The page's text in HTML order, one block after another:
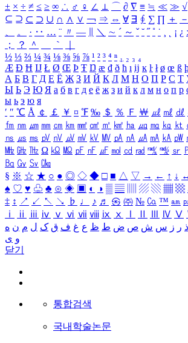
± × ÷ ≠ ≤ ≥ ∞ ∴ ♂ ♀ ∠ ⊥ ⌒ ∂ ∇ ≡ ≒ ≪ ≫ √
⊆ ⊇ ⊂ ⊃ ∪ ∩ ∧ ∨ ￢ ⇒ ⇔ ∀ ∃ ∮ ∑ ∏ ＋ －
、
。 · ‥ … ¨ 〃 ― ＼ ∼ ´ ～ ˇ ˘ ˝ ˚ ˙ ¸ ¡ ¿ ː
；
？ ＾ ｀
½ ⅓ ⅔ ¼ ¾ ⅛ ⅜ ⅝ ⅞ ¹ ² ³ ⁴ ⁿ ₁ ₂ ₃ ₄
Æ Ð Ħ Ĳ Ł Ø Œ Þ Ŧ Ŋ æ đ ð ħ ı ĳ ĸ ŀ ł ø œ ß
А Б В Г Д Е Ё Ж З И Й К Л М Н О П Р С Т
Ы Ь Э Ю Я а б в г д е ё ж з и й к л м н о п р
ы ь э ю я
′ ″ ℃ Å ￠ ￡ ￥ ¤ ℉ ‰ ＄ ％ Ｆ ￦ ㎕ ㎖ ㎗
㎙ ㎚ ㎛ ㎜ ㎝ ㎞ ㎟ ㎠ ㎡ ㎢ ㏊ ㎍ ㎎ ㎏ ㏏
㎱ ㎲ ㎳ ㎴ ㎵ ㎶ ㎷ ㎸ ㎹ ㎀ ㎁ ㎂ ㎃ ㎄ ㎺
㎒ ㎓ ㎔ Ω ㏀ ㏁ ㎊ ㎋ ㎌ ㏖ ㏅ ㎭ ㎮ ㎯ ㏛
㏃ ㏉ ㏜ ㏆
§ ※ ☆ ★ ○ ● ◎ ◇ ◆ □ ■ △ ▽ → ← ↑ ↓
♠ ♡ ♥ ♧ ♣ ⊙ ◈ ▣ ◐ ◑ ▒ ▤ ▨ ▧ ▦ ▩
‡ ↕ ↗ ↙ ↖ ↘ ♭ ♩ ♪ ♬ ㉿ ㈜ № ㏇ ™ ㏂
ⅰ
ⅱ ⅲ ⅳ ⅴ ⅵ ⅶ ⅷ ⅸ ⅹ Ⅳ Ⅴ
ذ ر ز س ش ص ض ط ظ ع غ ف ق ک ل م ن ه
و ی
닫기
통합검색
국내학술논문